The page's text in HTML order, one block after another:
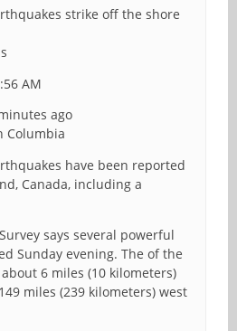
strike off the shore
AM
ago
Columbia
have been reported
Canada, including a
says several powerful
Sunday evening. The of the
6 miles (10 kilometers)
miles (239 kilometers) west